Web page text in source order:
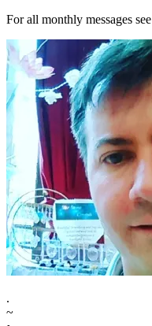
For all monthly messages see
.
~